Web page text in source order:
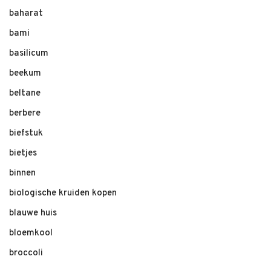
baharat
bami
basilicum
beekum
beltane
berbere
biefstuk
bietjes
binnen
biologische kruiden kopen
blauwe huis
bloemkool
broccoli